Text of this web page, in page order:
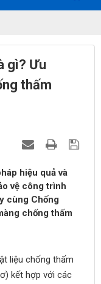
gì? Ưu
thấm
hiệu quả và
vệ công trình
cùng Chống
chống thấm
liệu chống thấm
kết hợp với các